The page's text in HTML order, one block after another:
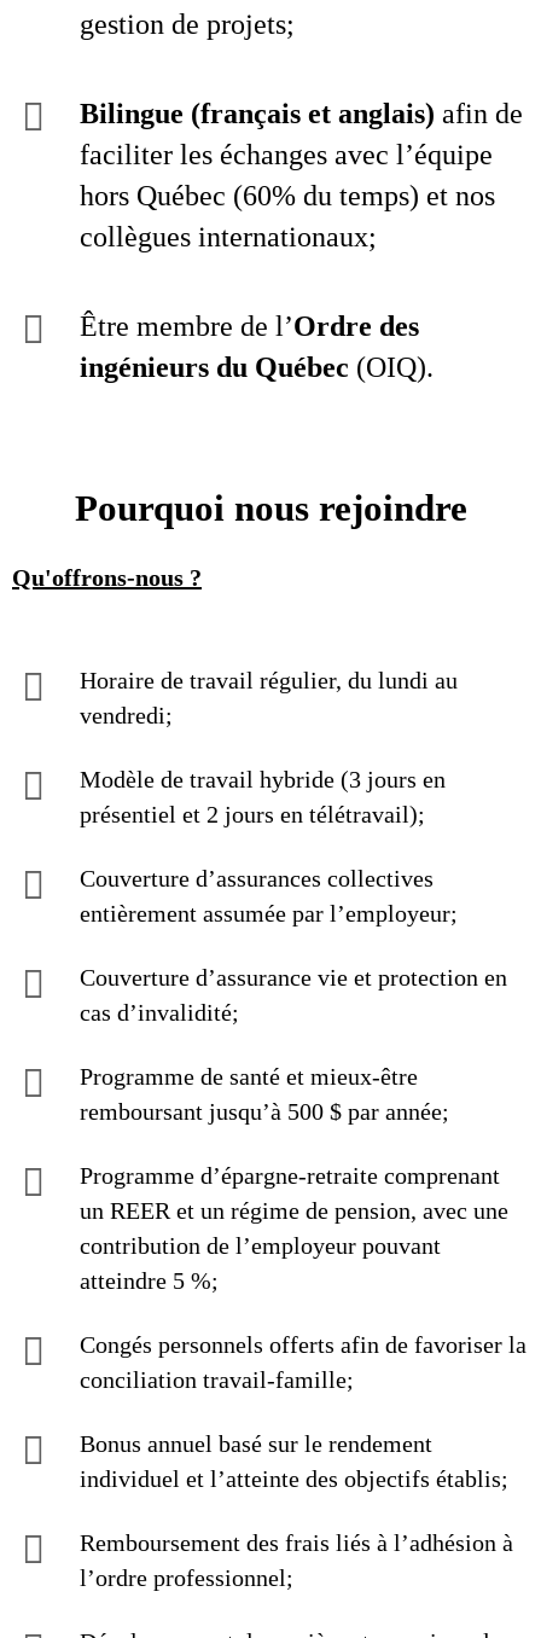
gestion de projets;
Bilingue (français et anglais) afin de
faciliter les échanges avec l’équipe
hors Québec (60% du temps) et nos
collègues internationaux;
Être membre de l’Ordre des
ingénieurs du Québec (OIQ).
Pourquoi nous rejoindre
Qu'offrons-nous ?
Horaire de travail régulier, du lundi au
vendredi;
Modèle de travail hybride (3 jours en
présentiel et 2 jours en télétravail);
Couverture d’assurances collectives
entièrement assumée par l’employeur;
Couverture d’assurance vie et protection en
cas d’invalidité;
Programme de santé et mieux-être
remboursant jusqu’à 500 $ par année;
Programme d’épargne-retraite comprenant
un REER et un régime de pension, avec une
contribution de l’employeur pouvant
atteindre 5 %;
Congés personnels offerts afin de favoriser la
conciliation travail-famille;
Bonus annuel basé sur le rendement
individuel et l’atteinte des objectifs établis;
Remboursement des frais liés à l’adhésion à
l’ordre professionnel;